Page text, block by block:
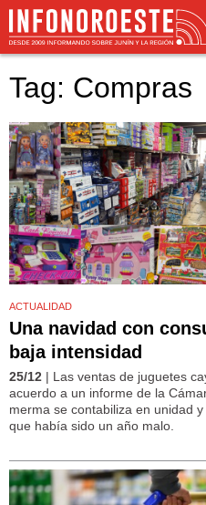
Tag: Compras
ACTUALIDAD
Una navidad con
baja intensidad
25/12 | Las ventas de juguetes
acuerdo a un informe de la
merma se contabiliza en unidad y
que había sido un año malo.